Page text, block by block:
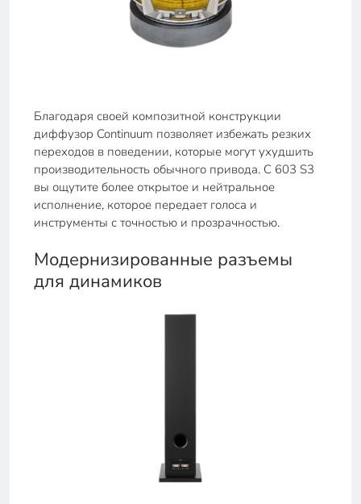
Благодаря своей композитной конструкции
диффузор Continuum позволяет избежать резких
переходов в поведении, которые могут ухудшить
производительность обычного привода. С 603 S3
вы ощутите более открытое и нейтральное
исполнение, которое передает голоса и
инструменты с точностью и прозрачностью.
Модернизированные разъемы
для динамиков